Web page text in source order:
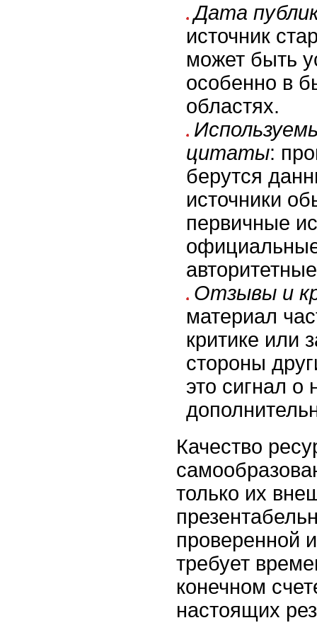
Дата
источник
может быть
особенно в
областях.
цитаты:
берутся
источники
первичные
Отзывы и
материал
критике или
стороны
это сигнал о
Качество
только их
проверенной
требует
конечном
настоящих